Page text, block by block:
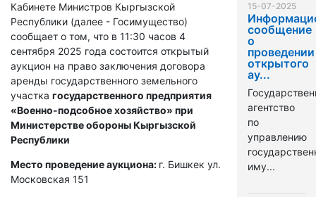
Кабинете Министров Кыргызской
Республики (далее - Госимущество)
сообщает о том, что в 11:30 часов 4
сентября 2025 года состоится открытый
аукцион на право заключения договора
аренды государственного земельного
участка государственного предприятия
«Военно-подсобное хозяйство» при
Министерстве обороны Кыргызской
Республики
Место проведение аукциона: г. Бишкек ул.
Московская 151
15-07-2025
сообщение
о
проведении
открытого
ау...
агентство
по
управлению
иму...